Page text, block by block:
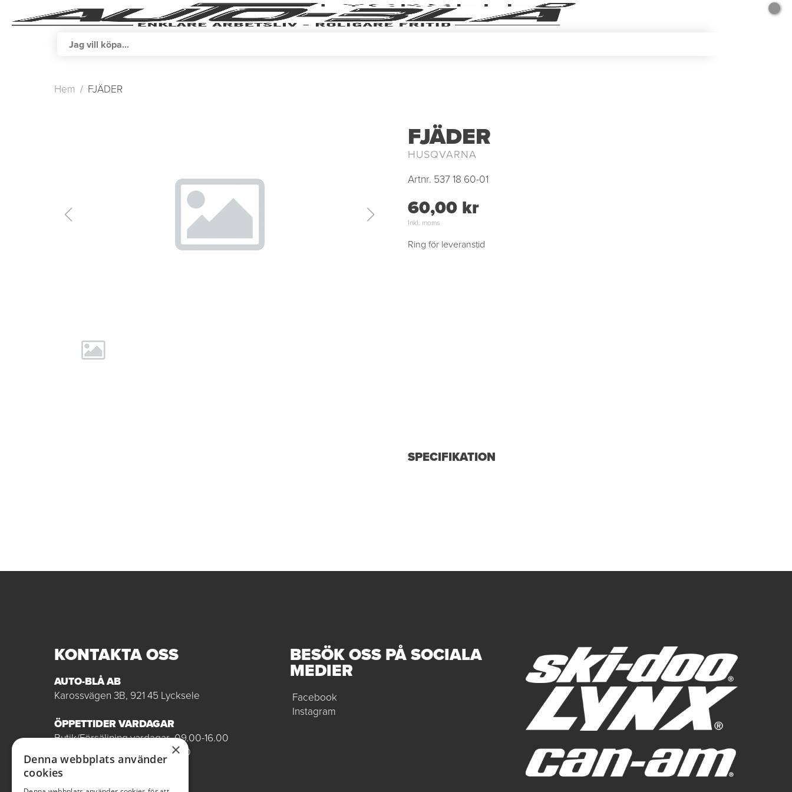
Hem FJÄDER
FJÄDER
HUSQVARNA
Artnr. 537 18 60-01
60,00 kr
Inkl. moms
Ring för leveranstid
SPECIFIKATION
KONTAKTA OSS
AUTO-BLÅ AB
Karossvägen 3B, 921 45 Lycksele
ÖPPETTIDER VARDAGAR
Butik/Försäljning vardagar 09.00-16.00
Verkstad vardagar 07.00-16.00
Röda dagar stängt
BESÖK OSS PÅ SOCIALA
MEDIER
Facebook
Instagram
×
Denna webbplats använder
cookies